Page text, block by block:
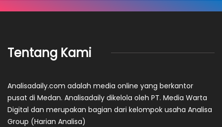
Tentang Kami
Analisadaily.com adalah media online yang berkantor
pusat di Medan. Analisadaily dikelola oleh PT. Media Warta
Digital dan merupakan bagian dari kelompok usaha Analisa
Group (Harian Analisa)